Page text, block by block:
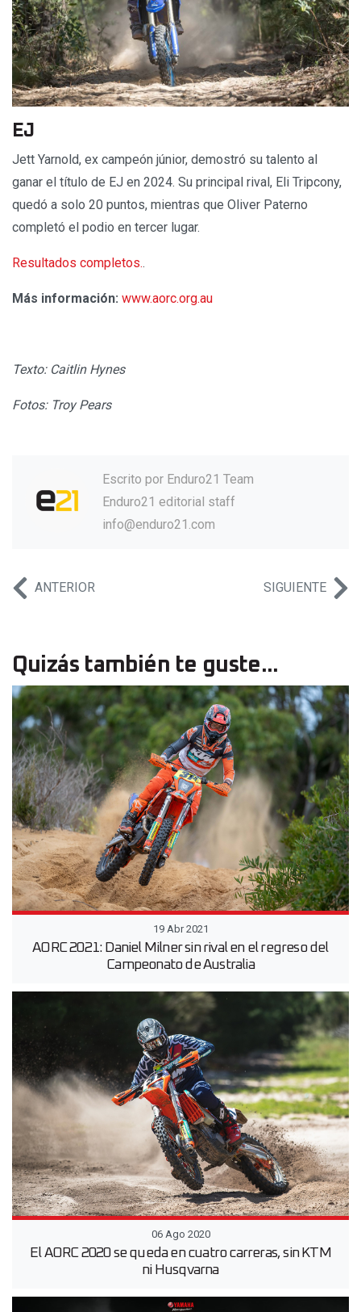
EJ
Jett Yarnold, ex campeón júnior, demostró su talento al
ganar el título de EJ en 2024. Su principal rival, Eli Tripcony,
quedó a solo 20 puntos, mientras que Oliver Paterno
completó el podio en tercer lugar.
Resultados completos..
Más información: www.aorc.org.au
Texto: Caitlin Hynes
Fotos: Troy Pears
Escrito por Enduro21 Team
Enduro21 editorial staff
info@enduro21.com
ANTERIOR SIGUIENTE
Quizás también te guste...
19 Abr 2021
AORC 2021: Daniel Milner sin rival en el regreso del
Campeonato de Australia
06 Ago 2020
El AORC 2020 se queda en cuatro carreras, sin KTM
ni Husqvarna